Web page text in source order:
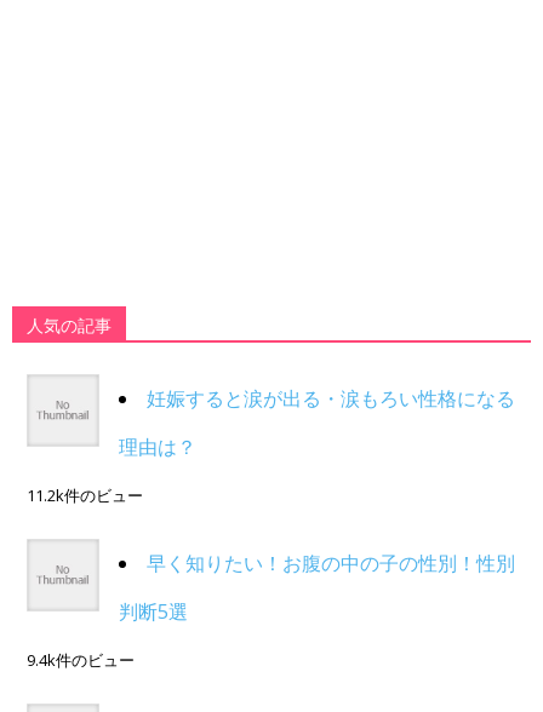
人気の記事
妊娠すると涙が出る・涙もろい性格になる
理由は？
11.2k件のビュー
早く知りたい！お腹の中の子の性別！性別
判断5選
9.4k件のビュー